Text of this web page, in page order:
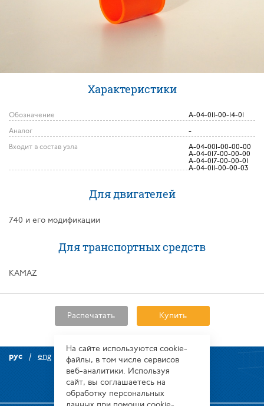
Характеристики
Обозначение А-04-011-00-14-01
Аналог -
Входит в состав узла
А-04-001-00-00-00
А-04-017-00-00-00
А-04-017-00-00-01
А-04-011-00-00-03
Для двигателей
740 и его модификации
Для транспортных средств
KAMAZ
Распечатать Купить
рус eng
На сайте используются сооkіе-
файлы, в том числе сервисов
веб-аналитики. Используя
сайт, вы соглашаетесь на
обработку персональных